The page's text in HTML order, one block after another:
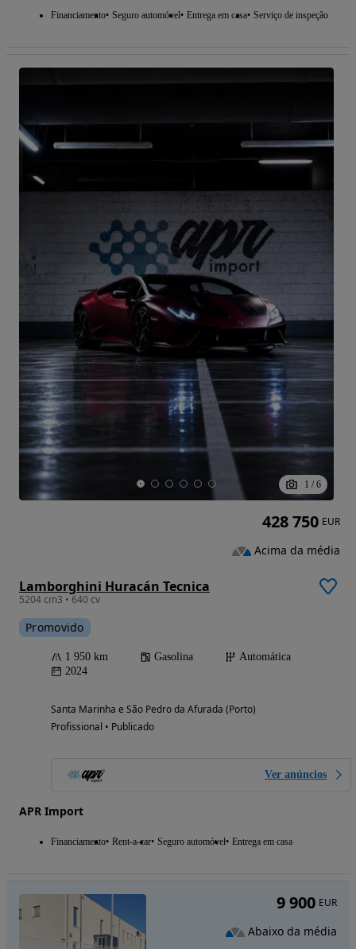
Financiamento Seguro automóvel Entrega em casa Serviço de inspeção
1 / 6
Lamborghini Huracán Tecnica
5204 cm3 • 640 cv
Promovido
1 950 km Gasolina
Automática
2024
Santa Marinha e São Pedro da Afurada (Porto)
Profissional • Publicado
Ver anúncios
APR Import
Financiamento Rent-a-car Seguro automóvel Entrega em casa
428 750 EUR
Acima da média
9 900 EUR
Abaixo da média